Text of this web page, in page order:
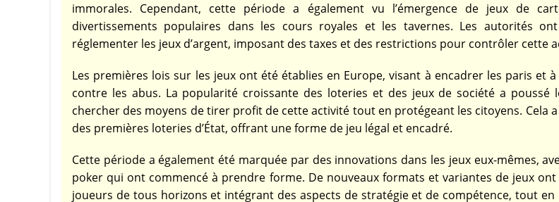
immorales. Cependant, cette période a également vu l’émergence de jeux de
divertissements populaires dans les cours royales et les tavernes. Les autorités
réglementer les jeux d’argent, imposant des taxes et des restrictions pour contrôler cette
Les premières lois sur les jeux ont été établies en Europe, visant à encadrer les paris et
contre les abus. La popularité croissante des loteries et des jeux de société a poussé
chercher des moyens de tirer profit de cette activité tout en protégeant les citoyens. Cela
des premières loteries d’État, offrant une forme de jeu légal et encadré.
Cette période a également été marquée par des innovations dans les jeux eux-mêmes,
poker qui ont commencé à prendre forme. De nouveaux formats et variantes de jeux
joueurs de tous horizons et intégrant des aspects de stratégie et de compétence, tout en